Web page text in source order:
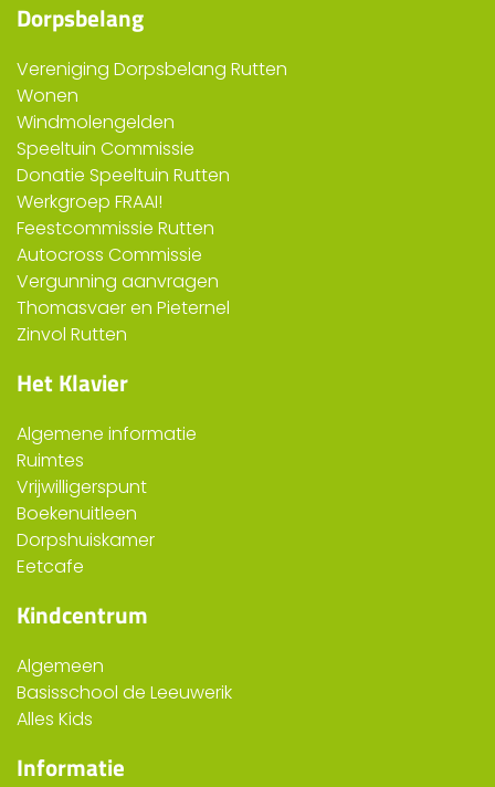
Dorpsbelang
Vereniging Dorpsbelang Rutten
Wonen
Windmolengelden
Speeltuin Commissie
Donatie Speeltuin Rutten
Werkgroep FRAAI!
Feestcommissie Rutten
Autocross Commissie
Vergunning aanvragen
Thomasvaer en Pieternel
Zinvol Rutten
Het Klavier
Algemene informatie
Ruimtes
Vrijwilligerspunt
Boekenuitleen
Dorpshuiskamer
Eetcafe
Kindcentrum
Algemeen
Basisschool de Leeuwerik
Alles Kids
Informatie